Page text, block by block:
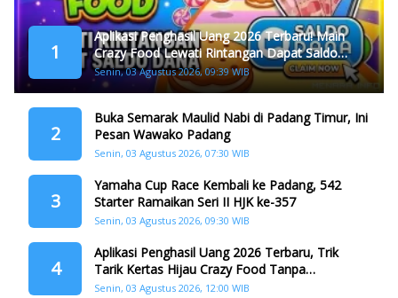
1
Aplikasi Penghasil Uang 2026 Terbaru! Main
Crazy Food Lewati Rintangan Dapat Saldo
Dana
Senin, 03 Agustus 2026, 09:39 WIB
2
Buka Semarak Maulid Nabi di Padang Timur, Ini
Pesan Wawako Padang
Senin, 03 Agustus 2026, 07:30 WIB
3
Yamaha Cup Race Kembali ke Padang, 542
Starter Ramaikan Seri II HJK ke-357
Senin, 03 Agustus 2026, 09:30 WIB
4
Aplikasi Penghasil Uang 2026 Terbaru, Trik
Tarik Kertas Hijau Crazy Food Tanpa
Penggandaan
Senin, 03 Agustus 2026, 12:00 WIB